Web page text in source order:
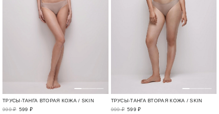
ТРУСЫ-ТАНГА ВТОРАЯ КОЖА / SKIN
999 ₽ 599 ₽
ТРУСЫ-ТАНГА ВТОРАЯ КОЖА / SKIN
999 ₽ 599 ₽